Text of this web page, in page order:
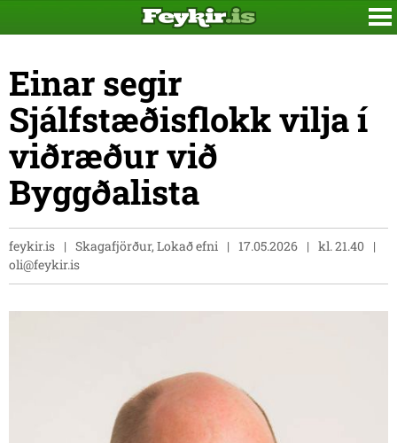
Einar segir
Sjálfstæðisflokk vilja í
viðræður við
Byggðalista
feykir.is Skagafjörður, Lokað efni 17.05.2026
kl. 21.40
oli@feykir.is